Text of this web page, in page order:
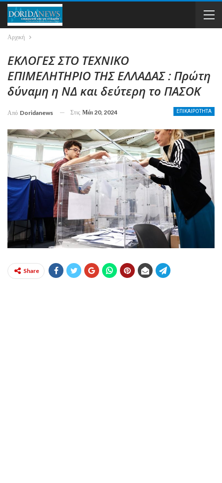
Αρχική
ΕΚΛΟΓΕΣ ΣΤΟ ΤΕΧΝΙΚΟ
ΕΠΙΜΕΛΗΤΗΡΙΟ ΤΗΣ ΕΛΛΑΔΑΣ : Πρώτη
δύναμη η ΝΔ και δεύτερη το ΠΑΣΟΚ
ΕΠΙΚΑΙΡΟΤΗΤΑ
Από Doridanews Στις Μάι 20, 2024
Share